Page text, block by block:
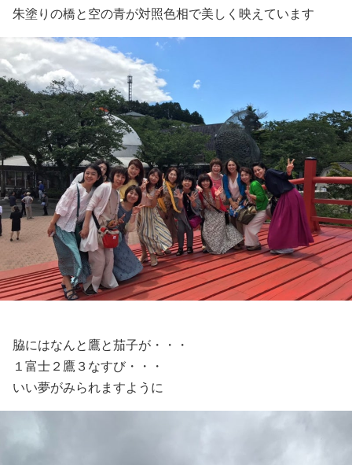
朱塗りの橋と空の青が対照色相で美しく映えています
脇にはなんと鷹と茄子が・・・
１富士２鷹３なすび・・・
いい夢がみられますように